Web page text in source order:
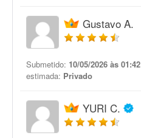
Gustavo A.
Submetido: 10/05/2026 às 01:42
estimada: Privado
YURI C.